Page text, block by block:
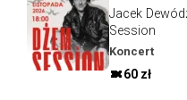
Jacek
Session
Koncert
60 zł